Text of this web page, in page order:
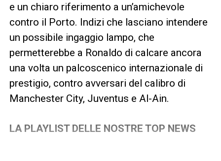
e un chiaro riferimento a un’amichevole
contro il Porto. Indizi che lasciano intendere
un possibile ingaggio lampo, che
permetterebbe a Ronaldo di calcare ancora
una volta un palcoscenico internazionale di
prestigio, contro avversari del calibro di
Manchester City, Juventus e Al-Ain.
LA PLAYLIST DELLE NOSTRE TOP NEWS